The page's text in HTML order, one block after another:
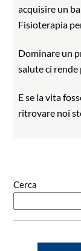
acquisire un
Fisioterapia
Dominare un
salute ci
E se la vita
ritrovare noi
Cerca